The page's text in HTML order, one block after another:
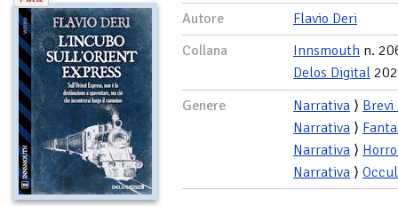
Autore
Flavio Deri
Collana
Innsmouth n.
Delos Digital
Genere
Narrativa ⟩ Brevi
Narrativa ⟩
Narrativa ⟩
Narrativa ⟩